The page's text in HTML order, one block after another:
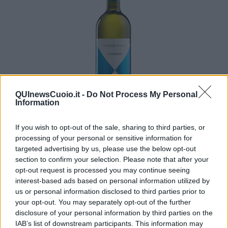
QUInewsCuoio.it - Do Not Process My Personal
Information
If you wish to opt-out of the sale, sharing to third parties, or
processing of your personal or sensitive information for
targeted advertising by us, please use the below opt-out
section to confirm your selection. Please note that after your
opt-out request is processed you may continue seeing
interest-based ads based on personal information utilized by
us or personal information disclosed to third parties prior to
your opt-out. You may separately opt-out of the further
disclosure of your personal information by third parties on the
IAB’s list of downstream participants. This information may
Ecco le mie sensazioni organolettiche del VISTAMARE 2024.
Colore: giallo paglierino con tonalità equibrata. Olfatto:
elegante, equilibrato, con sentori di fruttato e floreale di fiori
di Acacia. Gusto: armonico, sapido, si ripete il fruttato, ben
strutturato, finisce con persistente eleganza.
Nadio Stronchi